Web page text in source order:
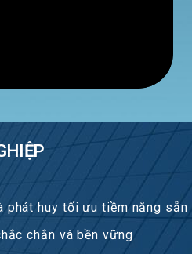
huy tối ưu tiềm năng sẵn
chắn và bền vững